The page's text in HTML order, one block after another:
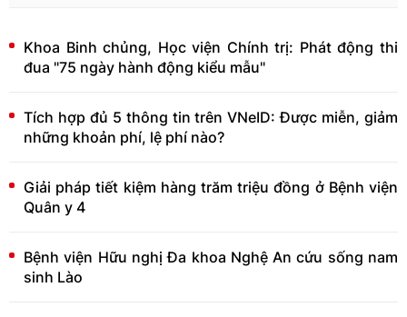
Khoa Binh chủng, Học viện Chính trị: Phát động thi
đua "75 ngày hành động kiểu mẫu"
Tích hợp đủ 5 thông tin trên VNeID: Được miễn, giảm
những khoản phí, lệ phí nào?
Giải pháp tiết kiệm hàng trăm triệu đồng ở Bệnh viện
Quân y 4
Bệnh viện Hữu nghị Đa khoa Nghệ An cứu sống nam
sinh Lào